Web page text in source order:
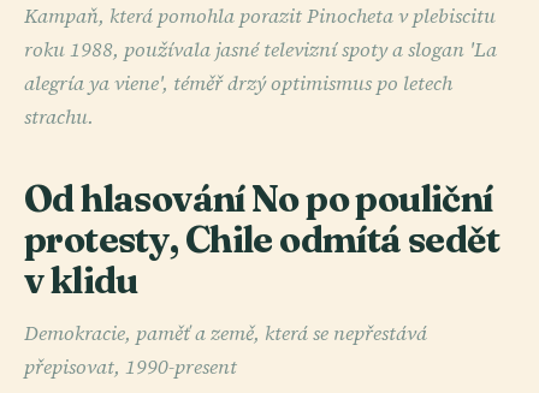
Kampaň, která pomohla porazit Pinocheta v plebiscitu
roku 1988, používala jasné televizní spoty a slogan 'La
alegría ya viene', téměř drzý optimismus po letech
strachu.
Od hlasování No po pouliční
protesty, Chile odmítá sedět
v klidu
Demokracie, paměť a země, která se nepřestává
přepisovat, 1990-present